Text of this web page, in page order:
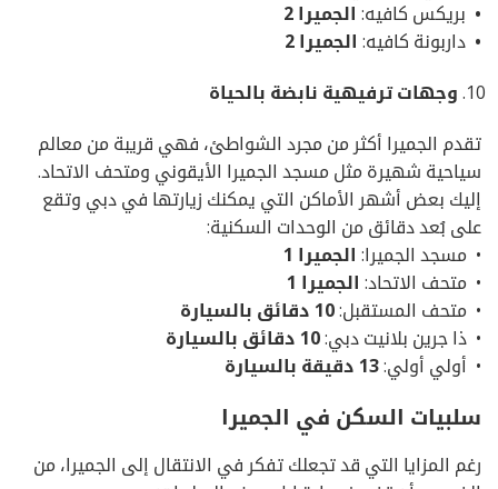
• بريكس كافيه:الجميرا 2
• داربونة كافيه:الجميرا 2
وجهاتترفيهيةنابضةبالحياة
تقدم الجميرا أكثر من مجرد الشواطئ، فهي قريبة من معالم
سياحية شهيرة مثل مسجد الجميرا الأيقوني ومتحف الاتحاد.
إليك بعض أشهر الأماكن التي يمكنك زيارتها في دبي وتقع
على بُعد دقائق من الوحدات السكنية:
مسجد الجميرا: الجميرا 1
• متحف الاتحاد:الجميرا 1
• متحف المستقبل: 10 دقائقبالسيارة
• ذا جرين بلانيت دبي:10 دقائقبالسيارة
• أولي أولي:13 دقيقةبالسيارة
سلبيات السكن في الجميرا
رغم المزايا التي قد تجعلك تفكر في الانتقال إلى الجميرا، من